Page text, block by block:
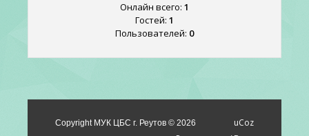
Онлайн всего: 1
Гостей: 1
Пользователей: 0
Copyright МУК ЦБС г. Реутов © 2026
uCoz